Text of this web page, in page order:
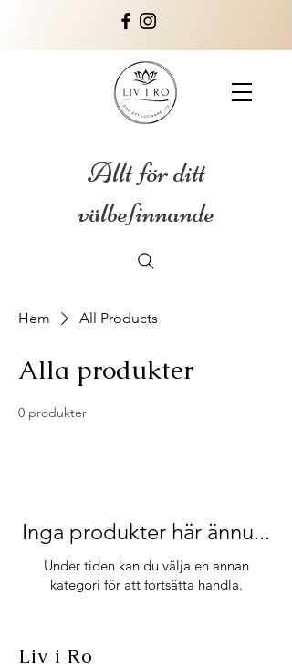
Allt för ditt
välbefinnande
Hem All Products
Alla produkter
0 produkter
Inga produkter här ännu...
Under tiden kan du välja en annan
kategori för att fortsätta handla.
Liv i Ro